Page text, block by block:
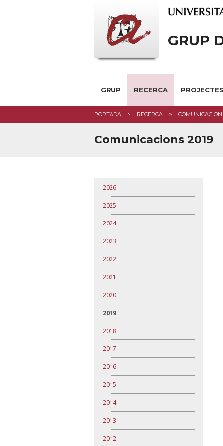
GRUP
GRUP RECERCA PROJECTES
PORTADA RECERCA
Comunicacions 2019
2026
2025
2024
2023
2022
2021
2020
2019
2018
2017
2016
2015
2014
2013
2012